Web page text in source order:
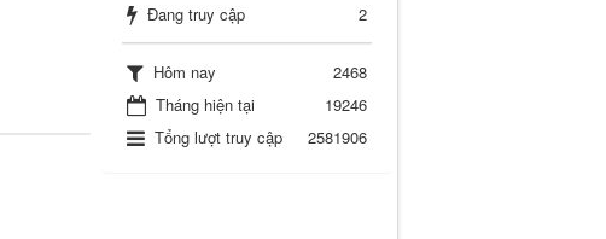
Đang truy cập 2
Hôm nay
2468
Tháng hiện tại
19246
Tổng lượt truy cập
2581906